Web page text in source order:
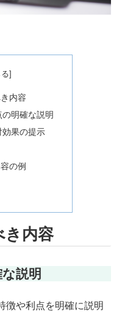
内容
明確な説明
効果の提示
の例
き内容
説明
徴や利点を明確に説明